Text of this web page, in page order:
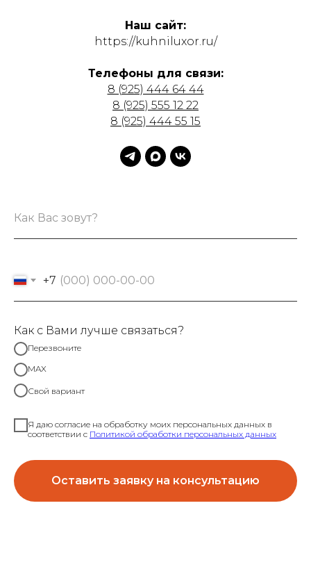
Наш сайт:
https://kuhniluxor.ru/
Телефоны для связи:
8 (925) 444 64 44
8 (925) 555 12 22
8 (925) 444 55 15
+7
Как с Вами лучше связаться?
Перезвоните
MAX
Свой вариант
Я даю согласие на обработку моих персональных данных в
соответствии с Политикой обработки персональных данных
Оставить заявку на консультацию